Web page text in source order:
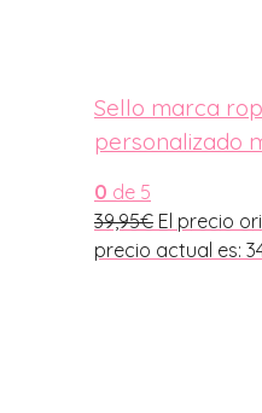
Sello marca
personalizado
0 de 5
39,95€ El precio
precio actual es: